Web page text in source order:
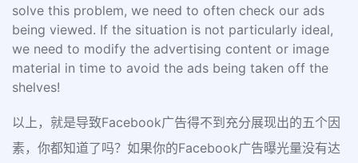
solve this problem, we need to often check our ads
being viewed. If the situation is not particularly ideal,
we need to modify the advertising content or image
material in time to avoid the ads being taken off the
shelves!
以上，就是导致Facebook广告得不到充分展现出的五个因
素，你都知道了吗？如果你的Facebook广告曝光量没有达